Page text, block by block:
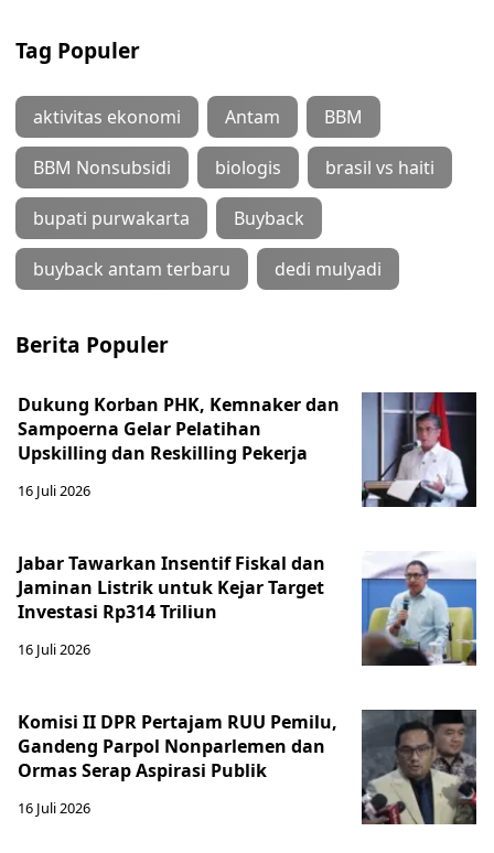
Tag Populer
aktivitas ekonomi Antam BBM
BBM Nonsubsidi biologis brasil vs haiti
bupati purwakarta Buyback
buyback antam terbaru dedi mulyadi
Berita Populer
Dukung Korban PHK, Kemnaker dan
Sampoerna Gelar Pelatihan
Upskilling dan Reskilling Pekerja
16 Juli 2026
Jabar Tawarkan Insentif Fiskal dan
Jaminan Listrik untuk Kejar Target
Investasi Rp314 Triliun
16 Juli 2026
Komisi II DPR Pertajam RUU Pemilu,
Gandeng Parpol Nonparlemen dan
Ormas Serap Aspirasi Publik
16 Juli 2026